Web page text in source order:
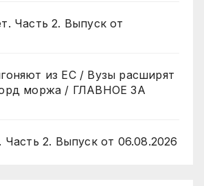
Часть 2. Выпуск от
из ЕС / Вузы расширят
моржа / ГЛАВНОЕ ЗА
Часть 2. Выпуск от 06.08.2026